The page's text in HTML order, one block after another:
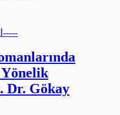
Yönelik
Dr. Gökay